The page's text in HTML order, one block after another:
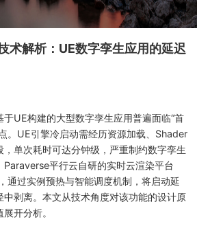
术解析：UE数字孪生应用的延迟
UE构建的大型数字孪生应用普遍面临“首
。UE引擎冷启动需经历资源加载、Shader
单次耗时可达分钟级，严重制约数字孪生
Paraverse平行云自研的实时云渲染平台
通过实例预热与智能调度机制，将启动延
剥离。本文从技术角度对该功能的设计原
开分析。